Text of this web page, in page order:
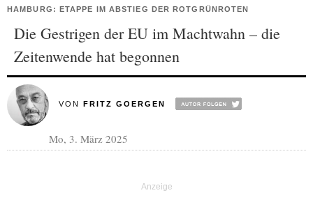
HAMBURG: ETAPPE IM ABSTIEG DER ROTGRÜNROTEN
Die Gestrigen der EU im Machtwahn – die
Zeitenwende hat begonnen
VON FRITZ GOERGEN
Mo, 3. März 2025